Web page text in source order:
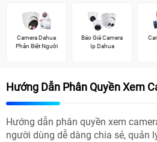
Camera Dahua
Phân Biệt Người
Báo Giá Camera
Ip Dahua
Hướng Dẫn Phân Quyền Xem
Hướng dẫn phân quyền xem
người dùng dễ dàng chia sẻ, quản